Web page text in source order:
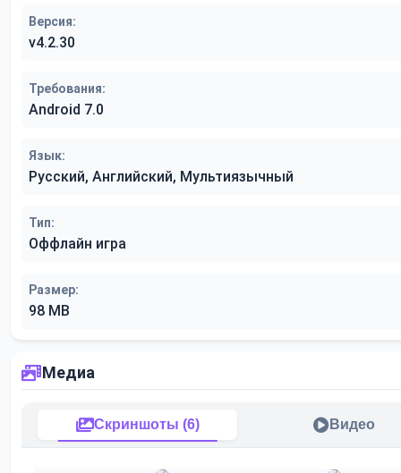
Версия:
v4.2.30
Требования:
Android 7.0
Язык:
Русский, Английский, Мультиязычный
Тип:
Оффлайн игра
Размер:
98 MB
Медиа
Скриншоты (6) Видео